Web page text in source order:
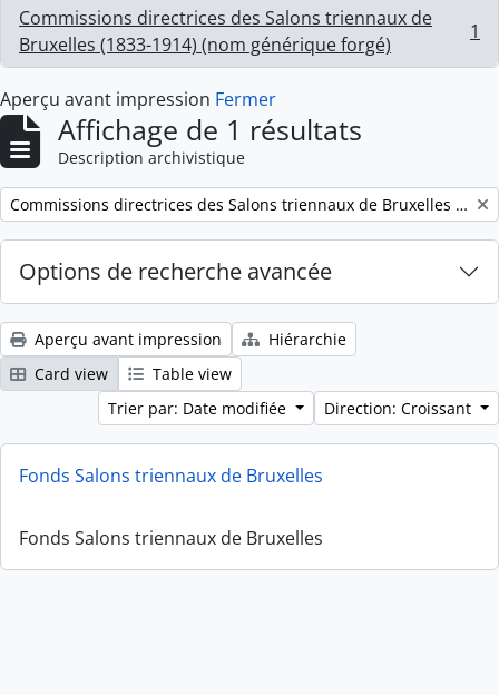
Commissions directrices des Salons triennaux de
Bruxelles (1833-1914) (nom générique forgé)
, 1 résultats 1
Aperçu avant impression Fermer
Affichage de 1 résultats
Description archivistique
Remove filter: Commissions directrices des Salons triennaux de Bruxelles (1833-1914) (nom générique forgé)
Options de recherche avancée
Aperçu avant impression
Hiérarchie
Card view
Table view
Trier par: Date modifiée
Direction: Croissant
Fonds Salons triennaux de Bruxelles
Fonds Salons triennaux de Bruxelles